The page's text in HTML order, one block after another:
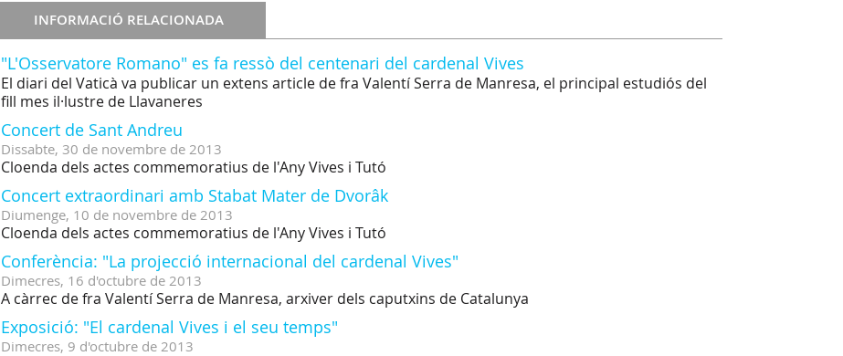
INFORMACIÓ RELACIONADA
"L'Osservatore Romano" es fa ressò del centenari del cardenal Vives
El diari del Vaticà va publicar un extens article de fra Valentí Serra de Manresa, el principal estudiós del
fill mes il·lustre de Llavaneres
Concert de Sant Andreu
Dissabte, 30 de novembre de 2013
Cloenda dels actes commemoratius de l'Any Vives i Tutó
Concert extraordinari amb Stabat Mater de Dvorâk
Diumenge, 10 de novembre de 2013
Cloenda dels actes commemoratius de l'Any Vives i Tutó
Conferència: "La projecció internacional del cardenal Vives"
Dimecres, 16 d'octubre de 2013
A càrrec de fra Valentí Serra de Manresa, arxiver dels caputxins de Catalunya
Exposició: "El cardenal Vives i el seu temps"
Dimecres, 9 d'octubre de 2013